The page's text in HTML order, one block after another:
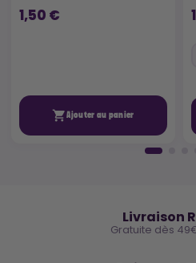
1,50 €
Ajouter au panier
Livraison
Gratuite dès